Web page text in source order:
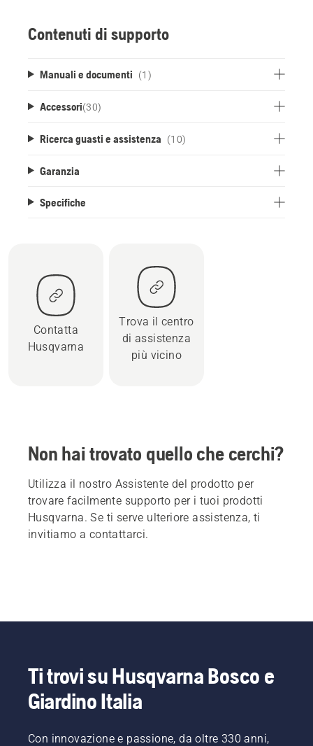
Contenuti di supporto
Manuali e documenti (1)
Accessori(30)
Ricerca guasti e assistenza (10)
Garanzia
Specifiche
Contatta
Husqvarna
Trova il centro
di assistenza
più vicino
Non hai trovato quello che cerchi?
Utilizza il nostro Assistente del prodotto per
trovare facilmente supporto per i tuoi prodotti
Husqvarna. Se ti serve ulteriore assistenza, ti
invitiamo a contattarci.
Ti trovi su Husqvarna Bosco e
Giardino Italia
Con innovazione e passione, da oltre 330 anni,